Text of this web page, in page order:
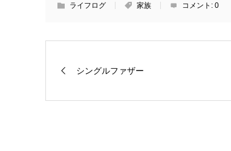
ライフログ 家族 コメント: 0
シングルファザー